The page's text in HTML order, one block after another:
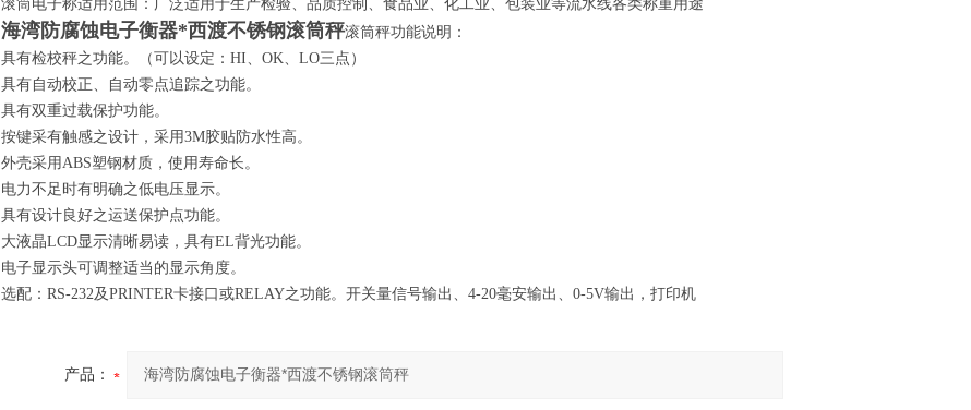
滚筒电子称适用范围：广泛适用于生产检验、品质控制、食品业、化工业、包装业等流水线各类称重用途
海湾防腐蚀电子衡器*西渡不锈钢滚筒秤滚筒秤功能说明：
具有检校秤之功能。（可以设定：HI、OK、LO三点）
具有自动校正、自动零点追踪之功能。
具有双重过载保护功能。
按键采有触感之设计，采用3M胶贴防水性高。
外壳采用ABS塑钢材质，使用寿命长。
电力不足时有明确之低电压显示。
具有设计良好之运送保护点功能。
大液晶LCD显示清晰易读，具有EL背光功能。
电子显示头可调整适当的显示角度。
选配：RS-232及PRINTER卡接口或RELAY之功能。开关量信号输出、4-20毫安输出、0-5V输出，打印机
产品：